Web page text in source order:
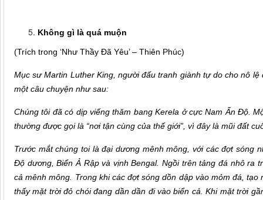
Không gì là quá muộn
(Trích trong ‘Như Thầy Đã Yêu’ – Thiên Phúc)
Mục sư Martin Luther King, người đấu tranh giành tự do cho nô
một câu chuyện như sau:
Chúng tôi đã có dịp viếng thăm bang Kerela ở cực Nam Ấn Độ.
thường được gọi là “nơi tận cùng của thế giới”, vì đây là mũi đất
Trước mắt chúng toi là đại dương mênh mông, với các đợt sóng
Độ dương, Biển Ả Rập và vịnh Bengal. Ngồi trên tảng đá nhô ra
cả mênh mông. Trong khi các đợt sóng dồn dập vào mỏm đá,
thấy mặt trời đỏ chói đang dần dần đi vào biển cả. Khi mặt trời